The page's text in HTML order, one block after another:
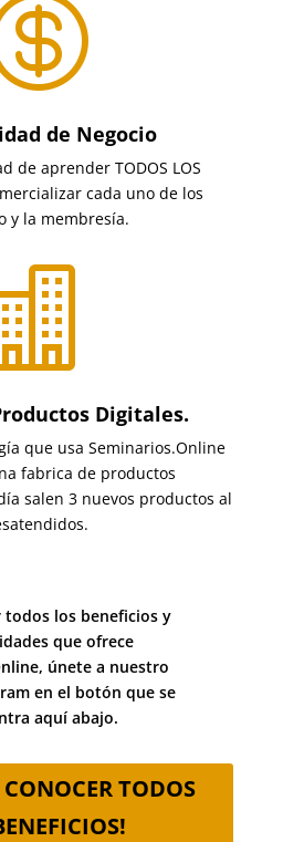
de Negocio
de aprender TODOS LOS
cada uno de los
y la membresía.
Digitales.
que usa Seminarios.Online
fabrica de productos
salen 3 nuevos productos al
todos los beneficios y
que ofrece
únete a nuestro
en el botón que se
aquí abajo.
TODOS